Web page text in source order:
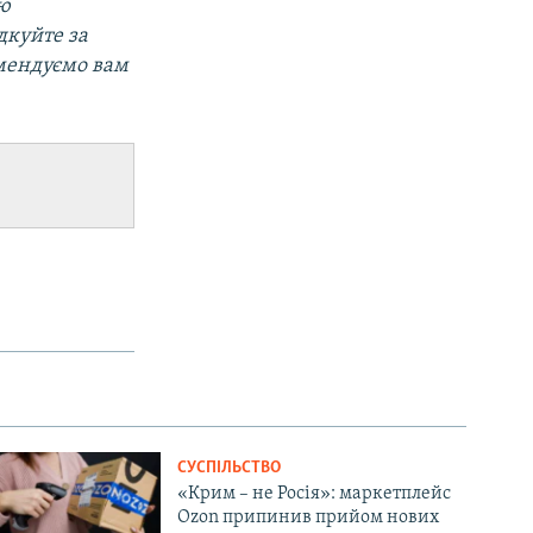
за
вам
СУСПІЛЬСТВО
«Крим – не Росія»: маркетплейс
Ozon припинив прийом нових